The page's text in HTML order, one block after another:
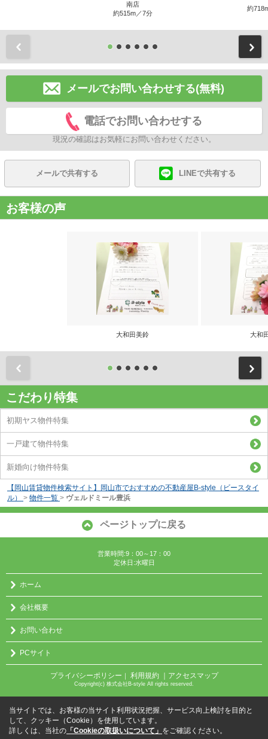
南店
約515m／7分
約
メールでお問い合わせする(無料)
電話でお問い合わせする
現況の確認はお気軽にお問い合わせください。
メールで共有する LINEで共有する
お客様の声
大和田美鈴 大和
こだわり特集
初期ヤス物件特集
一戸建て物件特集
新婚向け物件特集
【岡山賃貸物件検索サイト】岡山市でおすすめの不動産屋B-style（ビースタイ
ル）
> 物件一覧 > ヴェルドミール豊浜
ページトップに戻る
営業時間:9：00～17：00
定休日:水曜日
ホーム
会社概要
お問い合わせ
PCサイト
プライバシーポリシー 利用規約 ｜アクセスマップ
Copyright(c) 株式会社B-style All rights reserved.
当サイトでは、お客様の当サイト利用状況把握、サービス向上検討を目的と
して、クッキー（Cookie）を使用しています。
詳しくは、当社の 「Cookieの取扱いについて」 をご確認ください。